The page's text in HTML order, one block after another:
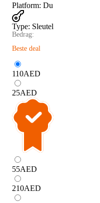
Platform: Du
Type: Sleutel
Bedrag:
Beste deal
110AED
25AED
55AED
210AED